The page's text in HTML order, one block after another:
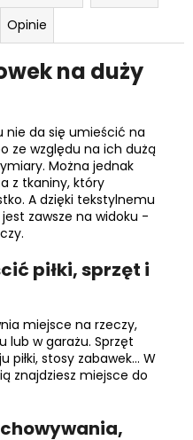
Opinie
na duży
nie da się umieścić na
ze względu na ich dużą
Można jednak
z tkaniny, który
A dzięki tekstylnemu
zawsze na widoku -
piłki, sprzęt i
miejsce na rzeczy,
lub w garażu. Sprzęt
piłki, stosy zabawek... W
znajdziesz miejsce do